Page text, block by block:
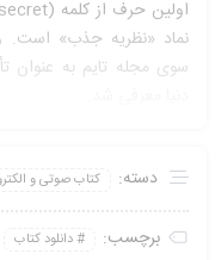
سوی مجله تایم به عنوان
دسته: کتاب صوتی و
برچسب: دانلود کتاب